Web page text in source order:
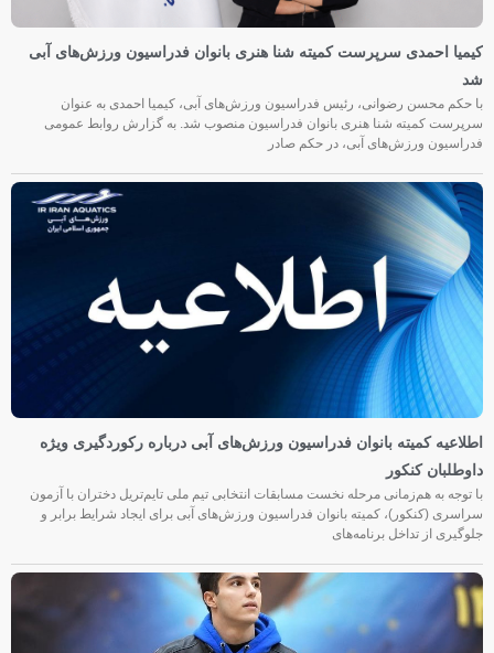
کیمیا احمدی سرپرست کمیته شنا هنری بانوان فدراسیون ورزش‌های آبی
شد
با حکم محسن رضوانی، رئیس فدراسیون ورزش‌های آبی، کیمیا احمدی به عنوان
سرپرست کمیته شنا هنری بانوان فدراسیون منصوب شد. به گزارش روابط عمومی
فدراسیون ورزش‌های آبی، در حکم صادر
اطلاعیه کمیته بانوان فدراسیون ورزش‌های آبی درباره رکوردگیری ویژه
داوطلبان کنکور
با توجه به هم‌زمانی مرحله نخست مسابقات انتخابی تیم ملی تایم‌تریل دختران با آزمون
سراسری (کنکور)، کمیته بانوان فدراسیون ورزش‌های آبی برای ایجاد شرایط برابر و
جلوگیری از تداخل برنامه‌های